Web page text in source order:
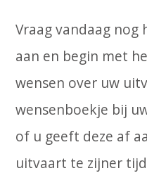
Vraag vandaag nog
aan en begin met
wensen over uw
wensenboekje bij
of u geeft deze af
uitvaart te zijner